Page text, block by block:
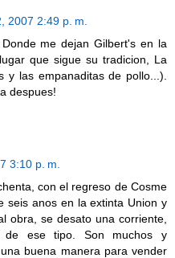
2007 2:49 p. m.
me dejan Gilbert's en la
que sigue su tradicion, La
y las empanaditas de pollo...).
despues!
3:10 p. m.
con el regreso de Cosme
seis anos en la extinta Union y
obra, se desato una corriente,
de ese tipo. Son muchos y
buena manera para vender